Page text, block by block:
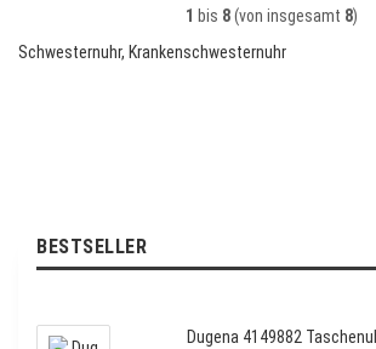
1 bis 8(von insgesamt 8)
Schwesternuhr, Krankenschwesternuhr
BESTSELLER
Dugena 4149882